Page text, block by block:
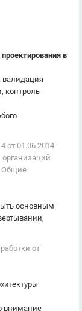
в
валидация
контроль
от 01.06.2014
Общие
основным
от
внимание